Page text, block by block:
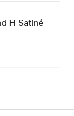
H Satiné